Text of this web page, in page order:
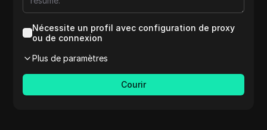
Medium
Shopee pet
Nécessite un profil avec configuration de proxy
ou de connexion
Plus de paramètres
Courir